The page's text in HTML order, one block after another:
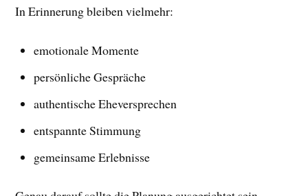
In Erinnerung bleiben vielmehr:
emotionale Momente
persönliche Gespräche
authentische Eheversprechen
entspannte Stimmung
gemeinsame Erlebnisse